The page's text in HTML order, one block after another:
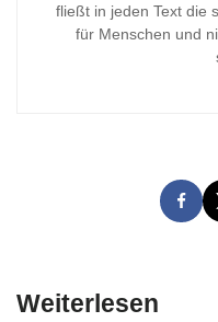
fließt in jeden Text die
für Menschen und
Weiterlesen